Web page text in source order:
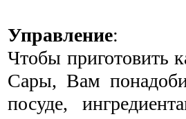
Управление:
Чтобы приготовить
Сары, Вам
посуде,